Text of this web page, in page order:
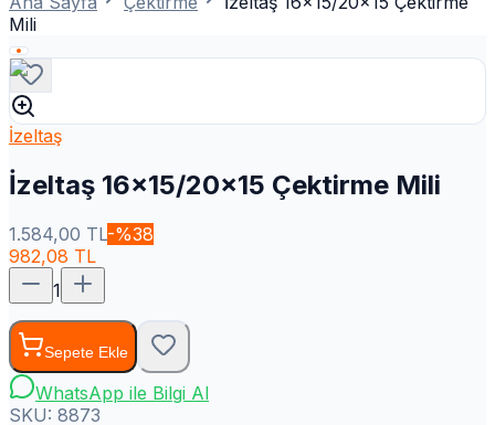
Mili
İzeltaş
İzeltaş 16x15/20x15 Çektirme Mili
1.584,00 TL-%38
982,08 TL
1
Sepete Ekle
WhatsApp ile Bilgi Al
SKU: 8873